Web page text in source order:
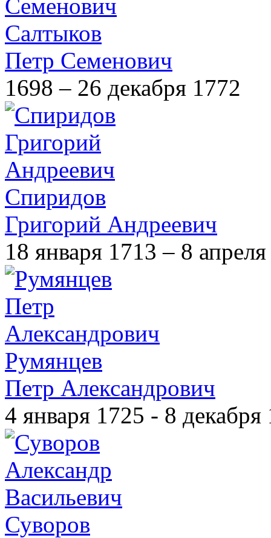
Салтыков
Петр Семенович
1698 – 26 декабря 1772
Спиридов
Григорий Андреевич
18 января 1713 – 8
Румянцев
Петр Александрович
4 января 1725 - 8 декабря
Суворов